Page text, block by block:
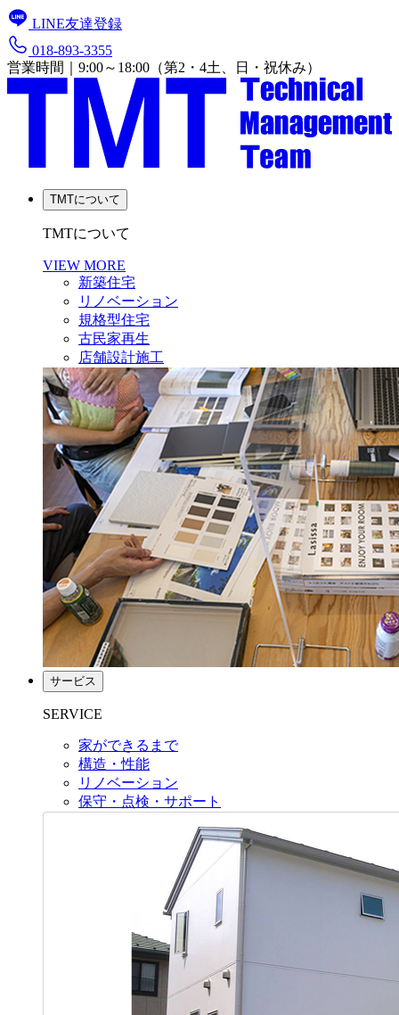
LINE友達登録
018-893-3355
営業時間｜9:00～18:00（第2・4土、日・祝休み）
TMTについて
TMTについて
VIEW MORE
新築住宅
リノベーション
規格型住宅
古民家再生
店舗設計施工
サービス
SERVICE
家ができるまで
構造・性能
リノベーション
保守・点検・サポート